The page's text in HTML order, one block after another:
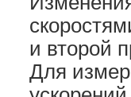
и второй
Для